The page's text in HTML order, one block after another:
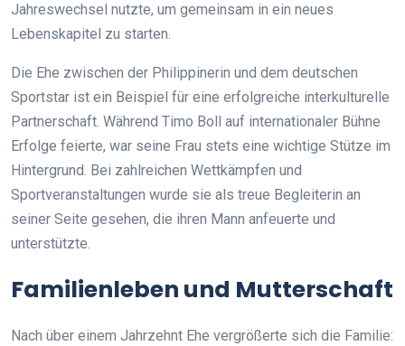
Jahreswechsel nutzte, um gemeinsam in ein neues
Lebenskapitel zu starten.
Die Ehe zwischen der Philippinerin und dem deutschen
Sportstar ist ein Beispiel für eine erfolgreiche interkulturelle
Partnerschaft. Während Timo Boll auf internationaler Bühne
Erfolge feierte, war seine Frau stets eine wichtige Stütze im
Hintergrund. Bei zahlreichen Wettkämpfen und
Sportveranstaltungen wurde sie als treue Begleiterin an
seiner Seite gesehen, die ihren Mann anfeuerte und
unterstützte.
Familienleben und Mutterschaft
Nach über einem Jahrzehnt Ehe vergrößerte sich die Familie: